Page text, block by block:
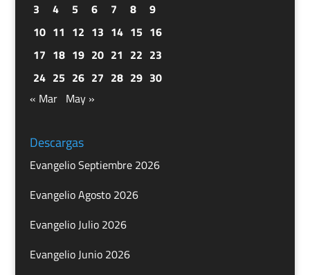
3
4 5 6 7 8
9
10 11 12 13 14 15 16
17 18 19 20 21 22 23
24 25 26 27 28 29 30
« Mar May »
Descargas
Evangelio Septiembre 2026
Evangelio Agosto 2026
Evangelio Julio 2026
Evangelio Junio 2026